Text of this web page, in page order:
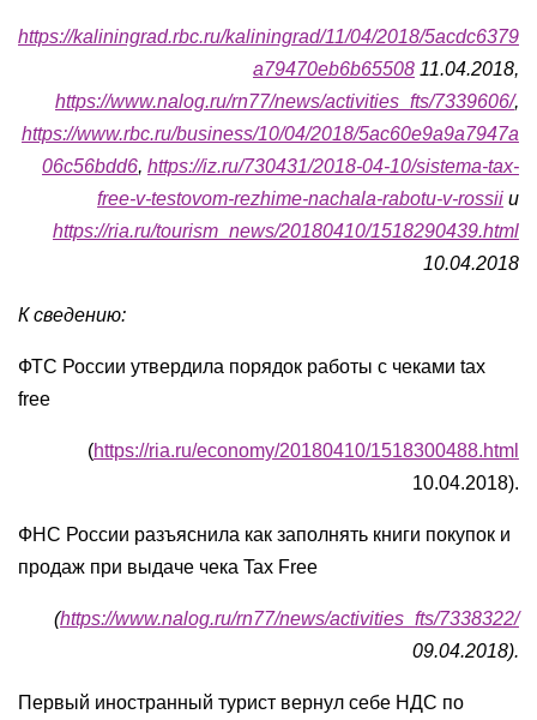
https://kaliningrad.rbc.ru/kaliningrad/11/04/2018/5acdc6379
a79470eb6b65508 11.04.2018,
https://www.nalog.ru/rn77/news/activities_fts/7339606/,
https://www.rbc.ru/business/10/04/2018/5ac60e9a9a7947a
06c56bdd6, https://iz.ru/730431/2018-04-10/sistema-tax-
free-v-testovom-rezhime-nachala-rabotu-v-rossii и
https://ria.ru/tourism_news/20180410/1518290439.html
10.04.2018
К сведению:
ФТС России утвердила порядок работы с чеками tax
free
(https://ria.ru/economy/20180410/1518300488.html
10.04.2018).
ФНС России разъяснила как заполнять книги покупок и
продаж при выдаче чека Tax Free
(https://www.nalog.ru/rn77/news/activities_fts/7338322/
09.04.2018).
Первый иностранный турист вернул себе НДС по